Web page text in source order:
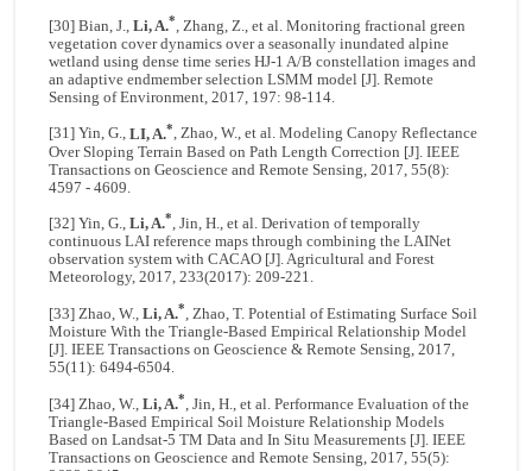
[30] Bian, J.,Li, A.*, Zhang, Z., et al. Monitoring fractional green
vegetation cover dynamics over a seasonally inundated alpine
wetland using dense time series HJ-1 A/B constellation images and
an adaptive endmember selection LSMM model [J]. Remote
Sensing of Environment, 2017, 197: 98-114.
[31] Yin, G.,LI, A.*, Zhao, W., et al. Modeling Canopy Reflectance
Over Sloping Terrain Based on Path Length Correction [J]. IEEE
Transactions on Geoscience and Remote Sensing, 2017, 55(8):
4597 - 4609.
[32] Yin, G.,Li, A.*, Jin, H., et al. Derivation of temporally
continuous LAI reference maps through combining the LAINet
observation system with CACAO [J]. Agricultural and Forest
Meteorology, 2017, 233(2017): 209-221.
[33] Zhao, W.,Li, A.*, Zhao, T. Potential of Estimating Surface Soil
Moisture With the Triangle-Based Empirical Relationship Model
[J]. IEEE Transactions on Geoscience & Remote Sensing, 2017,
55(11): 6494-6504.
[34] Zhao, W.,Li, A.*, Jin, H., et al. Performance Evaluation of the
Triangle-Based Empirical Soil Moisture Relationship Models
Based on Landsat-5 TM Data and In Situ Measurements [J]. IEEE
Transactions on Geoscience and Remote Sensing, 2017, 55(5):